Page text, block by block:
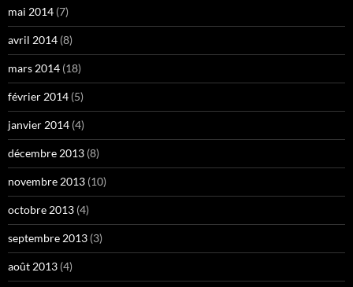
mai 2014 (7)
avril 2014 (8)
mars 2014 (18)
février 2014 (5)
janvier 2014 (4)
décembre 2013 (8)
novembre 2013 (10)
octobre 2013 (4)
septembre 2013 (3)
août 2013 (4)